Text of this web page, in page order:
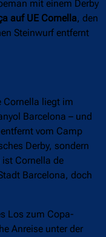
mit einem Derby
auf UE Cornella, den
Steinwurf entfernt
Cornella liegt im
Barcelona – und
vom Camp
Derby, sondern
Cornella de
Barcelona, doch
Los zum Copa-
Anreise unter der